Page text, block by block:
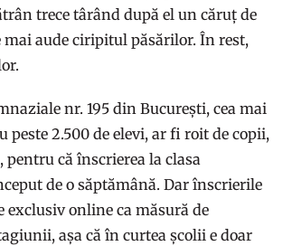
trece târând după el un căruț de
mai aude ciripitul păsărilor. În rest,
nr. 195 din București, cea mai
peste 2.500 de elevi, ar fi roit de copii,
pentru că înscrierea la clasa
de o săptămână. Dar înscrierile
exclusiv online ca măsură de
așa că în curtea școlii e doar